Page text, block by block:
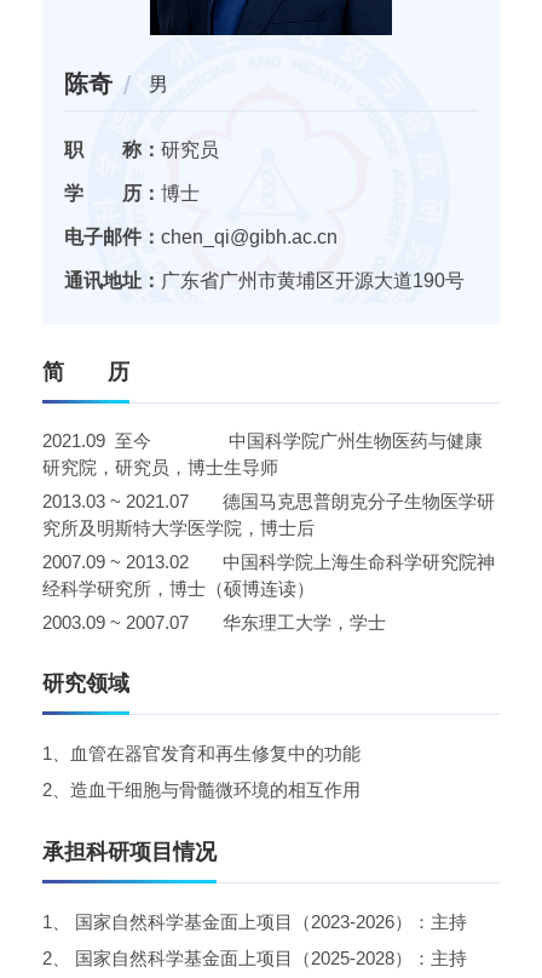
陈奇 男
职 称： 研究员
学 历： 博士
电子邮件： chen_qi@gibh.ac.cn
通讯地址： 广东省广州市黄埔区开源大道190号
简 历
2021.09 至今 中国科学院广州生物医药与健康
研究院，研究员，博士生导师
2013.03 ~ 2021.07 德国马克思普朗克分子生物医学研
究所及明斯特大学医学院，博士后
2007.09 ~ 2013.02 中国科学院上海生命科学研究院神
经科学研究所，博士（硕博连读）
2003.09 ~ 2007.07 华东理工大学，学士
研究领域
1、血管在器官发育和再生修复中的功能
2、造血干细胞与骨髓微环境的相互作用
承担科研项目情况
1、 国家自然科学基金面上项目（2023-2026）：主持
2、 国家自然科学基金面上项目（2025-2028）：主持